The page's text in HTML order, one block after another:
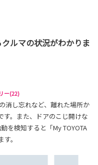
ルマの状況がわかりま
ー(22)
消し忘れなど、離れた場所か
す。また、ドアのこじ開けな
を検知すると「My TOYOTA
。